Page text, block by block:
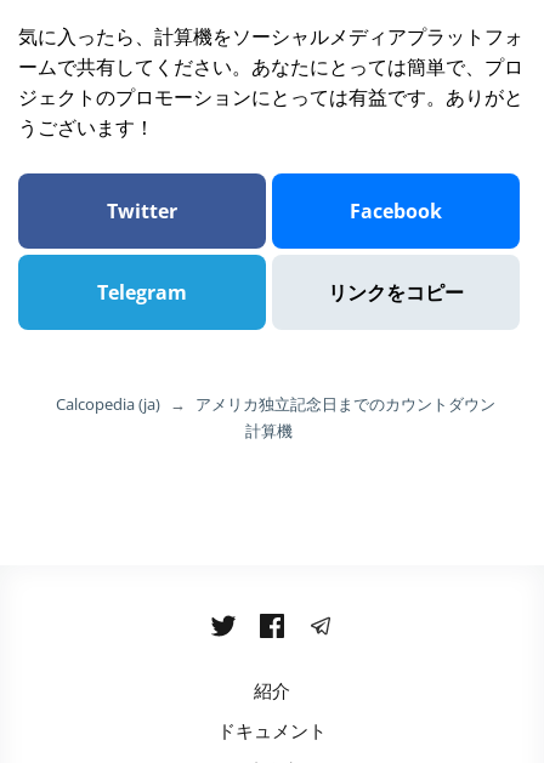
気に入ったら、計算機をソーシャルメディアプラットフォ
ームで共有してください。あなたにとっては簡単で、プロ
ジェクトのプロモーションにとっては有益です。ありがと
うございます！
Twitter Facebook
Telegram リンクをコピー
Calcopedia (ja) →
アメリカ独立記念日までのカウントダウン
計算機
紹介
ドキュメント